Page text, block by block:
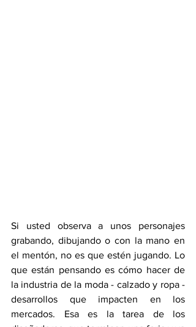
Si usted observa a unos personajes
grabando, dibujando o con la mano en
el mentón, no es que estén jugando. Lo
que están pensando es cómo hacer de
la industria de la moda - calzado y ropa -
desarrollos que impacten en los
mercados. Esa es la tarea de los